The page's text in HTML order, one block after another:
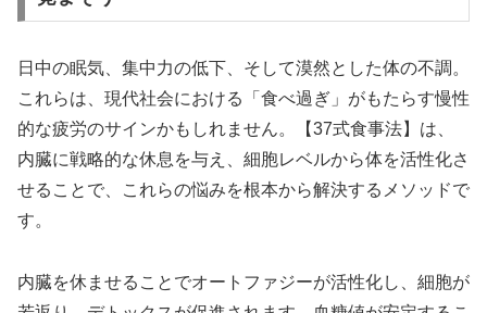
日中の眠気、集中力の低下、そして漠然とした体の不調。
これらは、現代社会における「食べ過ぎ」がもたらす慢性
的な疲労のサインかもしれません。【37式食事法】は、
内臓に戦略的な休息を与え、細胞レベルから体を活性化さ
せることで、これらの悩みを根本から解決するメソッドで
す。
内臓を休ませることでオートファジーが活性化し、細胞が